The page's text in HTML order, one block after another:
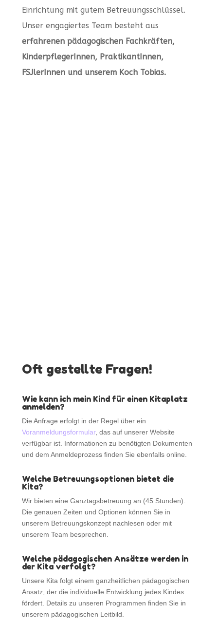
Impressum
Datenschutz
Einrichtung mit gutem Betreuungsschlüssel.
Unser engagiertes Team besteht aus
erfahrenen pädagogischen Fachkräften,
KinderpflegerInnen, PraktikantInnen,
FSJlerInnen und unserem Koch Tobias.
Oft gestellte Fragen!
Wie kann ich mein Kind für einen Kitaplatz
anmelden?
Die Anfrage erfolgt in der Regel über ein
Voranmeldungsformular, das auf unserer Website
verfügbar ist. Informationen zu benötigten Dokumenten
und dem Anmeldeprozess finden Sie ebenfalls online.
Welche Betreuungsoptionen bietet die
Kita?
Wir bieten eine Ganztagsbetreuung an (45 Stunden).
Die genauen Zeiten und Optionen können Sie in
unserem Betreuungskonzept nachlesen oder mit
unserem Team besprechen.
Welche pädagogischen Ansätze werden in
der Kita verfolgt?
Unsere Kita folgt einem ganzheitlichen pädagogischen
Ansatz, der die individuelle Entwicklung jedes Kindes
fördert. Details zu unseren Programmen finden Sie in
unserem pädagogischen Leitbild.